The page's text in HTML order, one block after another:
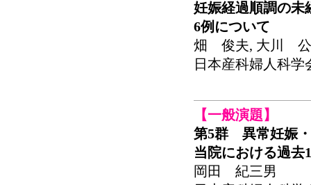
妊娠経過順調の未
6例について
畑 俊夫, 大川
日本産科婦人科学
【一般演題】
第5群 異常妊娠
当院における過去
岡田 紀三男